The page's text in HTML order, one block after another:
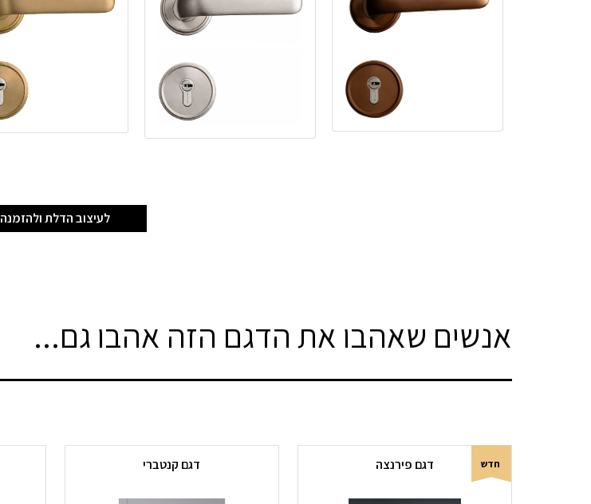
לעיצוב הדלת ולהזמנה
אנשים שאהבו את הדגם הזה אהבו גם...
חדש דגם פירנצה דגם קנטברי